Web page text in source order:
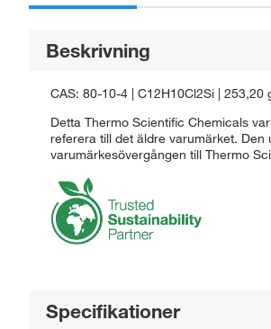
Beskrivning
CAS: 80-10-4 | C12H10Cl2Si | 253,20
Detta Thermo Scientific Chemicals
referera till det äldre varumärket.
varumärkesövergången till Thermo
Specifikationer